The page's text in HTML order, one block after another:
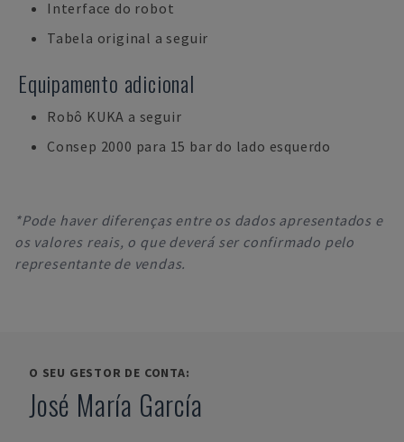
Interface do robot
Tabela original a seguir
Equipamento adicional
Robô KUKA a seguir
Consep 2000 para 15 bar do lado esquerdo
*Pode haver diferenças entre os dados apresentados e
os valores reais, o que deverá ser confirmado pelo
representante de vendas.
O SEU GESTOR DE CONTA:
José María García